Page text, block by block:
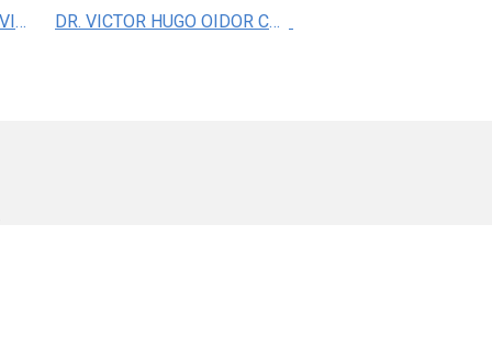
DR. JOSE HUMBERTO TREVIÃ‘O VILLARREAL DR. VICTOR HUGO OIDOR CHAN